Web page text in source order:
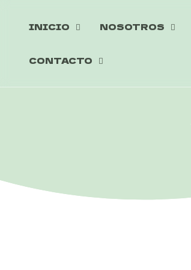
INICIO NOSOTROS
CONTACTO